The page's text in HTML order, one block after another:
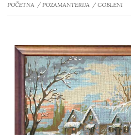
POČETNA POZAMANTERIJA GOBLENI